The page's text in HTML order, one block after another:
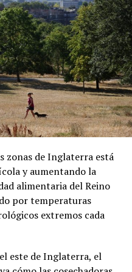
Las declaraciones
y no han sido
las autoridades
permanecer
para
zonas de Inglaterra está
y aumentando la
alimentaria del Reino
por temperaturas
extremos cada
este de Inglaterra, el